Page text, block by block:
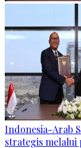
Indonesia-Arab
strategis melalui